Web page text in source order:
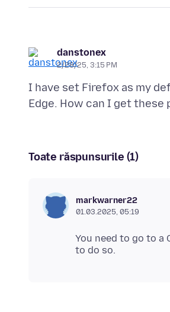
danstonex
2/28/25, 3:15 PM
I have set Firefox as my
Toate răspunsurile (1)
markwarner22
01.03.2025, 05:19
You need to go to